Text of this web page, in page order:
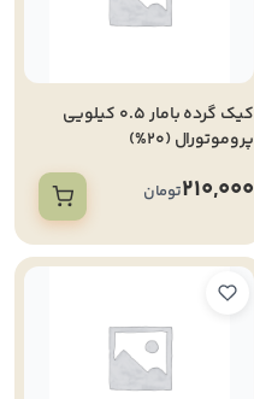
کیک گرده بامار 0.5 کیلویی
پروموتورال (20%)
210,000تومان